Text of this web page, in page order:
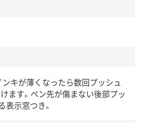
キが薄くなったら数回プッシュ
ます。ペン先が傷まない後部プッ
表示窓つき。